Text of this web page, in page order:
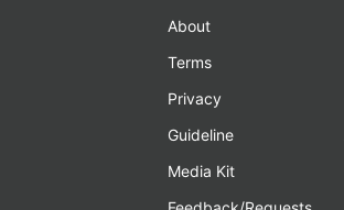
About
Terms
Privacy
Guideline
Media Kit